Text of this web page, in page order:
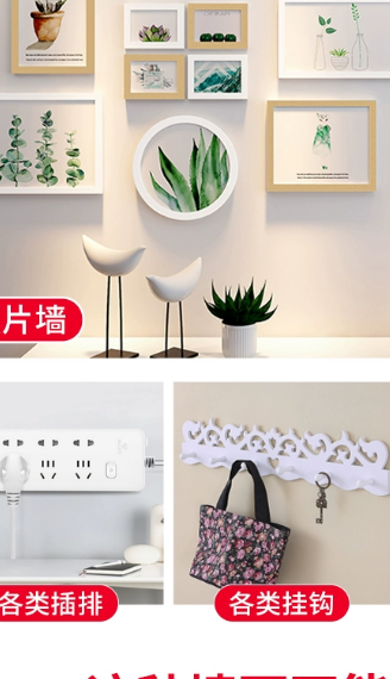
trên ổ cắm điện
nano ma thuật hai
mặt băng keo
304,000
Artifact sạc dây
nhận máy tính kèm
điện-line hoàn thiện
giữ khóa Velcro
băng dòng dữ liệu
tổ chức
308,000
Miller lẻ kháng
nhiệt, băng nhiệt độ
cao Goldfinger nâu
3D in dây băng cách
điện quấn polyimide
hàn sóng gum pin
nhiệt băng thông